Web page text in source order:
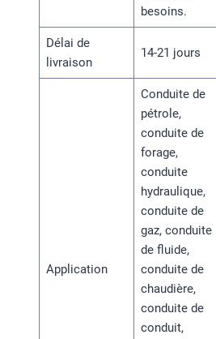
besoins.
Délai de
livraison
14-21 jours
Application
Conduite de
pétrole,
conduite de
forage,
conduite
hydraulique,
conduite de
gaz, conduite
de fluide,
conduite de
chaudière,
conduite de
conduit,